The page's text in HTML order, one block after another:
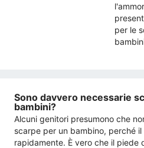
per le
Sono davvero necessarie
bambini?
Alcuni genitori presumono che
scarpe per un bambino, perché
rapidamente. È vero che il piede